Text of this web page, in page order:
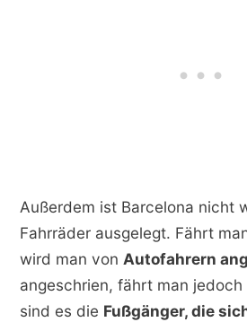
Außerdem ist Barcelona nicht
Fahrräder ausgelegt. Fährt
wird man von Autofahrern
angeschrien, fährt man jedoch
sind es die Fußgänger, die